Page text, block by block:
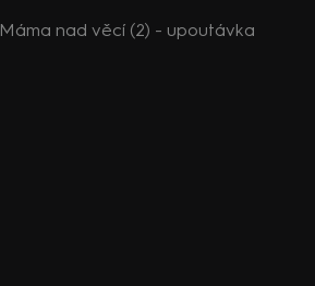
Máma nad věcí (2) - upoutávka